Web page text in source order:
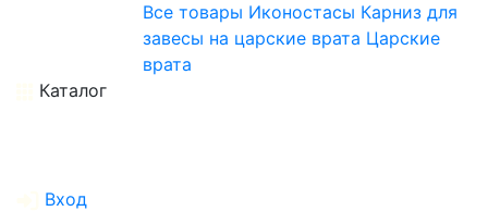
Все товары Иконостасы Карниз для
завесы на царские врата Царские
врата
Каталог
Вход